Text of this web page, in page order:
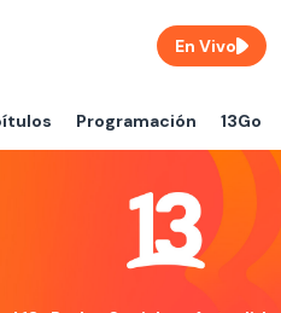
Programación 13Go
En Vivo